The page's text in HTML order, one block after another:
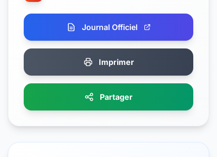
Journal Officiel
Imprimer
Partager